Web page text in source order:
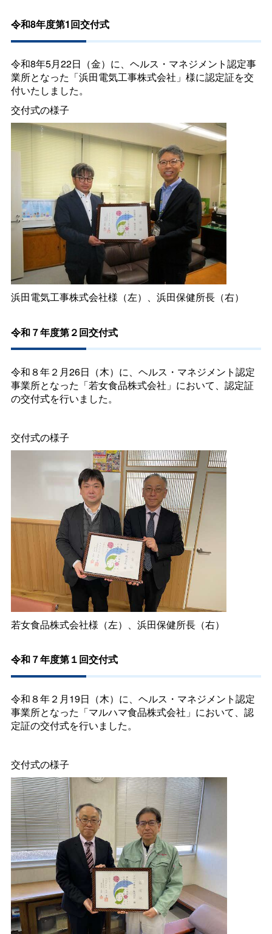
令和8年度第1回交付式
令和8年5月22日（金）に、ヘルス・マネジメント認定事
業所となった「浜田電気工事株式会社」様に認定証を交
付いたしました。
交付式の様子
浜田電気工事株式会社様（左）、浜田保健所長（右）
令和７年度第２回交付式
令和８年２月26日（木）に、ヘルス・マネジメント認定
事業所となった「若女食品株式会社」において、認定証
の交付式を行いました。
交付式の様子
若女食品株式会社様（左）、浜田保健所長（右）
令和７年度第１回交付式
令和８年２月19日（木）に、ヘルス・マネジメント認定
事業所となった「マルハマ食品株式会社」において、認
定証の交付式を行いました。
交付式の様子